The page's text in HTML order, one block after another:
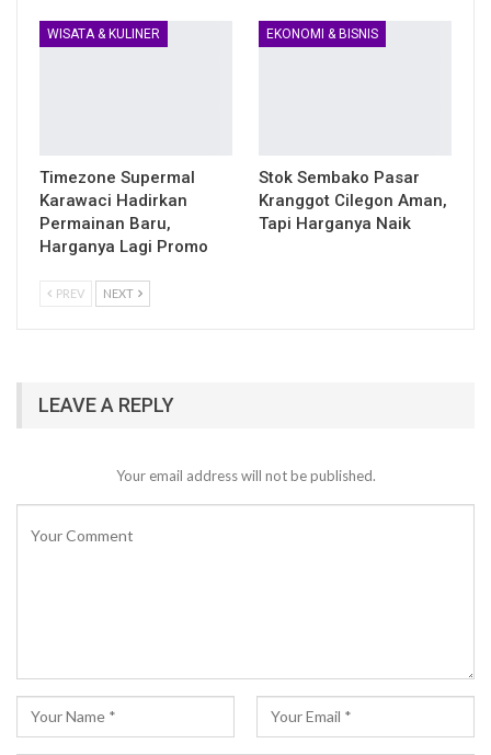
WISATA & KULINER
Timezone Supermal
Karawaci Hadirkan
Permainan Baru,
Harganya Lagi Promo
EKONOMI & BISNIS
Stok Sembako Pasar
Kranggot Cilegon Aman,
Tapi Harganya Naik
PREV NEXT
LEAVE A REPLY
Your email address will not be published.